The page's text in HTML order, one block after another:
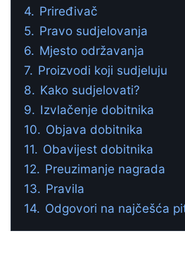
4. Priređivač
5. Pravo sudjelovanja
6. Mjesto održavanja
7. Proizvodi koji sudjeluju
8. Kako sudjelovati?
9. Izvlačenje dobitnika
10. Objava dobitnika
11. Obavijest dobitnika
12. Preuzimanje nagrada
13. Pravila
14. Odgovori na najčešća